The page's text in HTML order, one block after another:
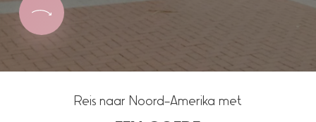
Reis naar Noord-Amerika met